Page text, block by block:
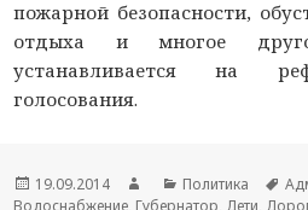
пожарной безопасности,
отдыха и многое
устанавливается на
голосования.
Новость
опубликована
19.09.2014
Автор
новости
Раздел
новостей
Политика
Водоснабжение, Губернатор, Дети,